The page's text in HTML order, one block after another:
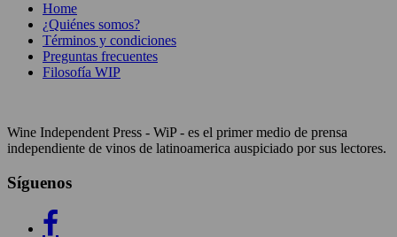
Home
¿Quiénes somos?
Términos y condiciones
Preguntas frecuentes
Filosofía WIP
Wine Independent Press - WiP - es el primer medio de prensa
independiente de vinos de latinoamerica auspiciado por sus lectores.
Síguenos